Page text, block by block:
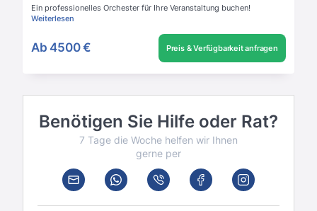
Ein professionelles Orchester für Ihre Veranstaltung buchen!
Weiterlesen
Ab 4500 € Preis & Verfügbarkeit anfragen
Benötigen Sie Hilfe oder Rat?
7 Tage die Woche helfen wir Ihnen
gerne per